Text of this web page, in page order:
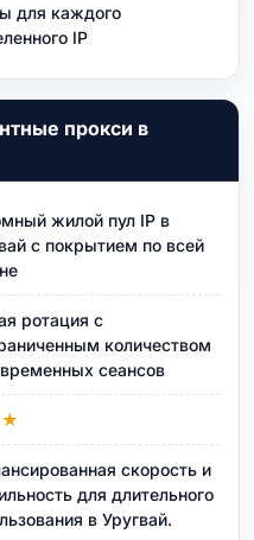
для каждого
IP
прокси в
жилой пул IP в
с покрытием по всей
ротация с
количеством
сеансов
скорость и
для длительного
в Уругвай.